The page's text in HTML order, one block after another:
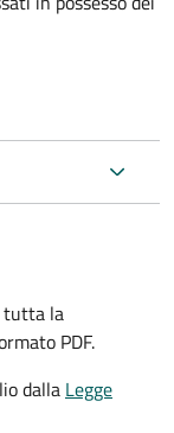
tutta la
PDF.
dalla Legge